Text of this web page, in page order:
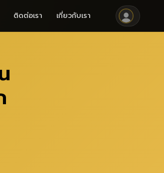
ติดต่อเรา เกี่ยวกับเรา